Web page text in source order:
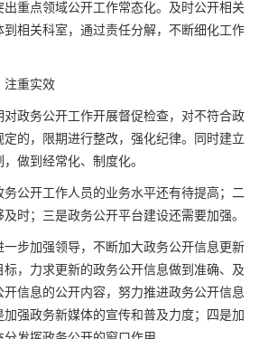
重点领域公开工作常态化。及时公开相关
相关科室，通过责任分解，不断细化工作
注重实效
政务公开工作开展督促检查，对不符合政
的，限期进行整改，强化纪律。同时建立
做到经常化、制度化。
公开工作人员的业务水平还有待提高；二
时；三是政务公开平台建设还需要加强。
步加强领导，不断加大政务公开信息更新
，力求更新的政务公开信息做到准确、及
开信息的公开内容，努力推进政务公开信息
强政务新媒体的宣传和普及力度；四是加